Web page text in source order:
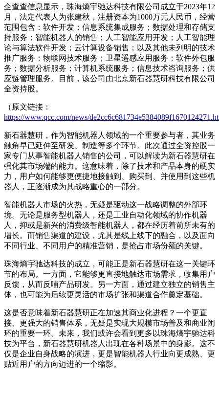
企查查信息显示，珠海熵宇驰达科技有限公司成立于2023年12
月，法定代表人为张建秋，注册资本为1000万元人民币，经营
范围包含：软件开发；信息系统集成服务；数据处理和存储支
持服务；智能机器人的销售；人工智能应用开发；人工智能理
论与算法软件开发；云计算设备销售；以及其他未列明的技术
推广服务；物联网技术服务；卫星遥感应用服务；软件外包服
务；数据分析服务；计算机系统服务；信息技术咨询服务；供
应链管理服务。目前，该公司由北京新石器慧研科技有限公司
全资持股。
（原文链接：
https://www.qcc.com/news/
新石器慧研，作为智能机器人领域的一个重要参与者，其业务
触角早已延伸至研发、制造等多个环节。此次通过全资控股一
家专门从事智能机器人销售的公司，可以解读为新石器慧研在
强化其市场端的能力。这意味着，除了技术和产品本身的硬实
力，用户如何能够更便捷地接触到、购买到、并使用到这些机
器人，正逐渐成为其战略重心的一部分。
智能机器人市场的火热，无疑是驱动这一战略调整的外部环
境。无论是服务型机器人，还是工业自动化领域的协作机器
人，抑或是新兴的消费级智能机器人，都在经历着前所未有的
增长。而销售渠道的建设，尤其是线上线下的融合，以及面向
不同行业、不同用户的精准营销，是抢占市场份额的关键。
珠海熵宇驰达科技的成立，可能正是新石器慧研在这一关键环
节的布局。一方面，它能够更直接地触达市场需求，收集用户
反馈，从而反哺产品研发。另一方面，通过建立独立的销售主
体，也可能为后续更灵活的市场扩张和渠道合作奠定基础。
这是否意味着新石器慧研正在加速其商业化进程？一个更直
接、更强大的销售体系，无疑是实现大规模市场普及和商业闭
环的重要一环。未来，我们或许会看到更多以珠海熵宇驰达科
技为平台，新石器慧研机器人出现在各种场景中的身影。这不
仅是企业自身战略的演进，更是智能机器人行业向更成熟、更
贴近用户的方向迈进的一个缩影。